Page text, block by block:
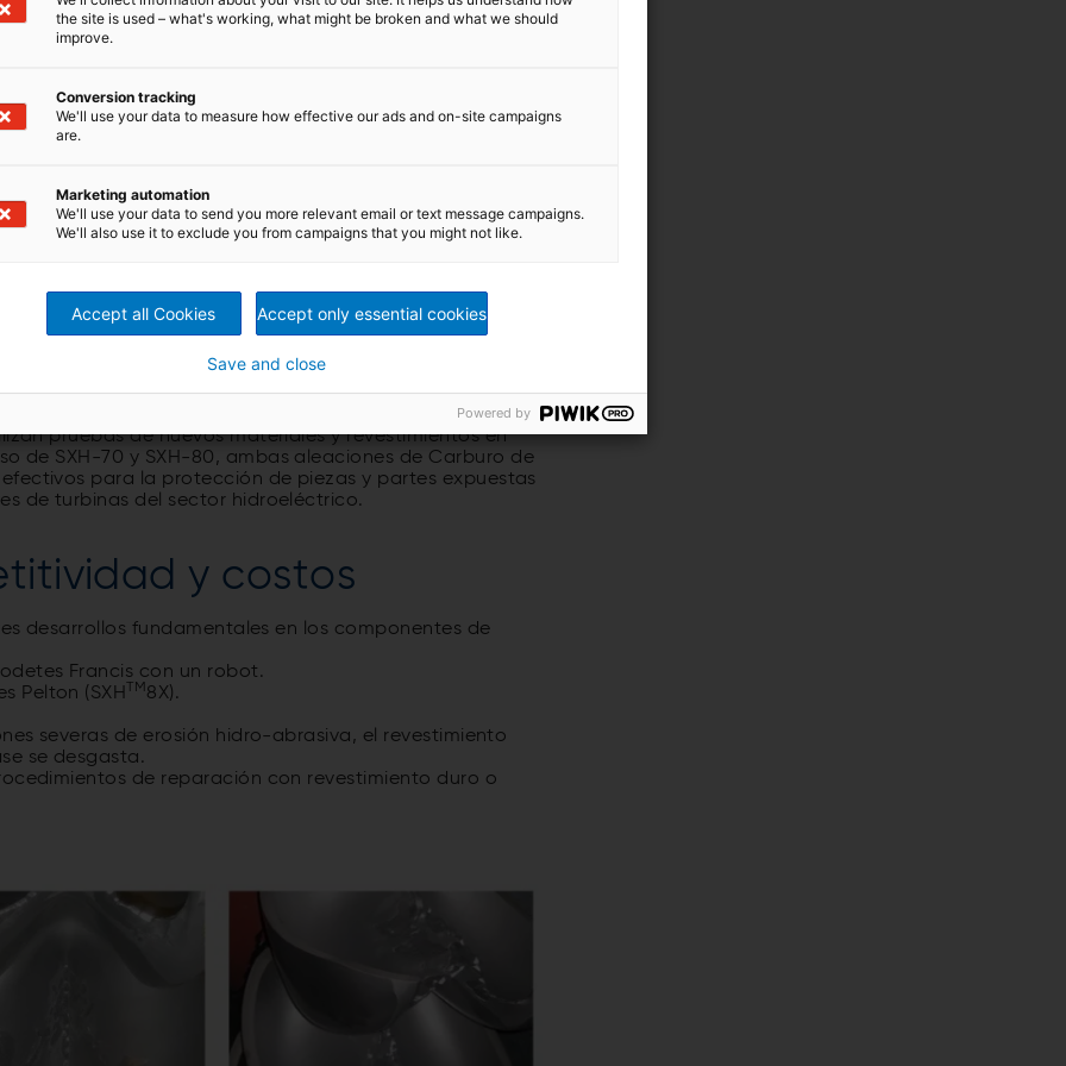
de materiales
ubicado en la ciudad de Kriens, Zuiza el cual cuent
pruebas de nuevos materiales y revestimientos en
de SXH-70 y SXH-80, ambas aleaciones de Carburo de
para la protección de piezas y partes expuestas
de turbinas del sector hidroeléctrico.
y costos
desarrollos fundamentales en los componentes de
Francis con un robot.
Pelton (SXH TM8X).
severas de erosión hidro-abrasiva, el revestimiento
se desgasta.
de reparación con revestimiento duro o
the site is used – what's working, what might be broken and what we should
improve.
Conversion tracking
We'll use your data to measure how effective our ads and on-site campaigns
are.
Marketing automation
We'll use your data to send you more relevant email or text message campaigns.
We'll also use it to exclude you from campaigns that you might not like.
Accept all Cookies Accept only essential cookies
Save and close
Powered by